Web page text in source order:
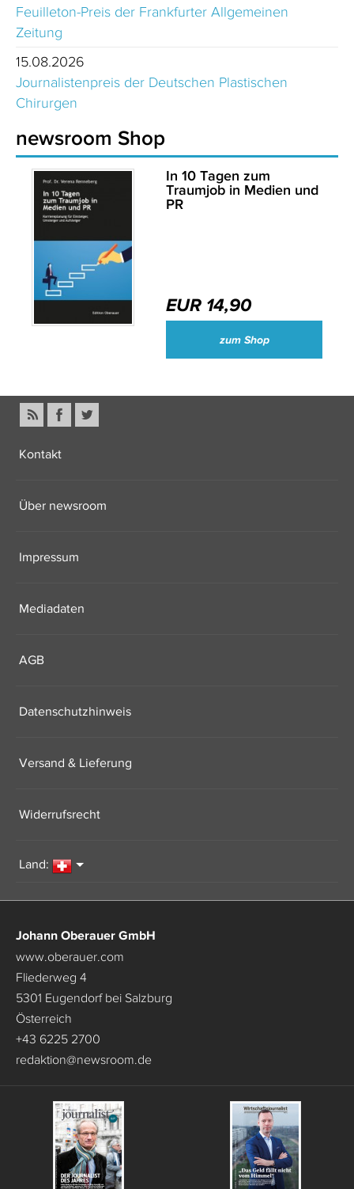
Feuilleton-Preis der Frankfurter Allgemeinen
Zeitung
15.08.2026
Journalistenpreis der Deutschen Plastischen
Chirurgen
newsroom Shop
In 10 Tagen zum
Traumjob in Medien und
PR
EUR 14,90
zum Shop
Kontakt
Über newsroom
Impressum
Mediadaten
AGB
Datenschutzhinweis
Versand & Lieferung
Widerrufsrecht
Land:
Johann Oberauer GmbH
www.oberauer.com
Fliederweg 4
5301 Eugendorf bei Salzburg
Österreich
+43 6225 2700
redaktion@newsroom.de